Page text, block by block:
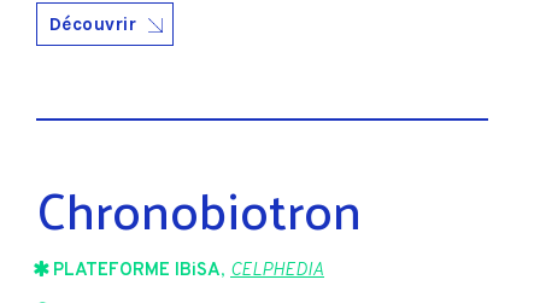
Découvrir
Chronobiotron
PLATEFORME IBiSA, CELPHEDIA